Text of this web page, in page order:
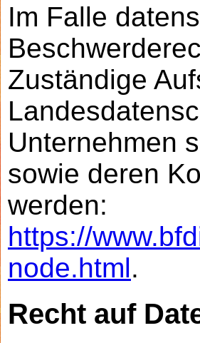
Im Falle
Zuständige
Unternehmen
sowie deren
werden:
https://
node.html.
Recht auf